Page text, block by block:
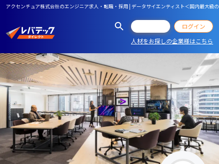
アクセンチュア株式会社のエンジニア求人・転職・採用 | データサイエンティスト＜国内最大
ログイン
人材をお探しの企業様はこちら